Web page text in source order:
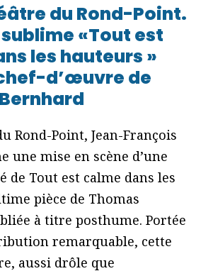
du Rond-Point.
«Tout est
les hauteurs »
d’œuvre de
Rond-Point, Jean-François
une mise en scène d’une
de Tout est calme dans les
pièce de Thomas
à titre posthume. Portée
remarquable, cette
aussi drôle que